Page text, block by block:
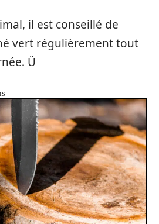
il est conseillé de
vert régulièrement tout
Ü